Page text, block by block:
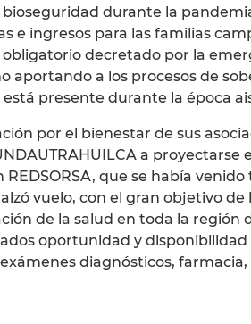
durante la
e ingresos para las familias
decretado por la
aportando a los procesos de
presente durante la época
por el bienestar de sus
a proyectarse
REDSORSA, que se había
vuelo, con el gran objetivo
de la salud en toda la región
oportunidad y disponibilidad
diagnósticos,